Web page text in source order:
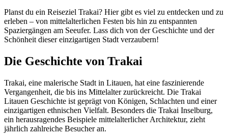
Planst du ein Reiseziel Trakai? Hier gibt es viel zu entdecken und zu
erleben – von mittelalterlichen Festen bis hin zu entspannten
Spaziergängen am Seeufer. Lass dich von der Geschichte und der
Schönheit dieser einzigartigen Stadt verzaubern!
Die Geschichte von Trakai
Trakai, eine malerische Stadt in Litauen, hat eine faszinierende
Vergangenheit, die bis ins Mittelalter zurückreicht. Die Trakai
Litauen Geschichte ist geprägt von Königen, Schlachten und einer
einzigartigen ethnischen Vielfalt. Besonders die Trakai Inselburg,
ein herausragendes Beispiele mittelalterlicher Architektur, zieht
jährlich zahlreiche Besucher an.